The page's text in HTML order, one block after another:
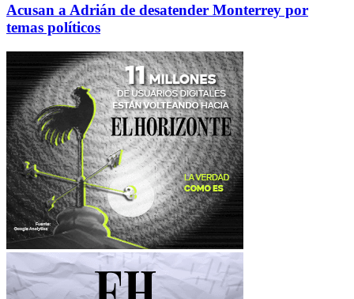
Acusan a Adrián de desatender Monterrey por
temas políticos